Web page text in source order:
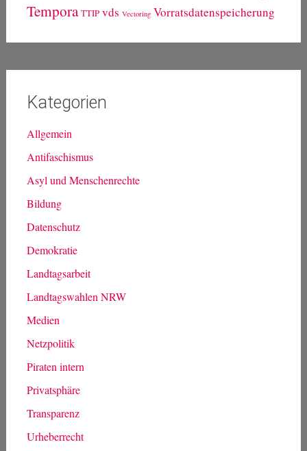
Tempora TTIP vds Vectoring Vorratsdatenspeicherung
Kategorien
Allgemein
Antifaschismus
Asyl und Menschenrechte
Bildung
Datenschutz
Demokratie
Landtagsarbeit
Landtagswahlen NRW
Medien
Netzpolitik
Piraten intern
Privatsphäre
Transparenz
Urheberrecht